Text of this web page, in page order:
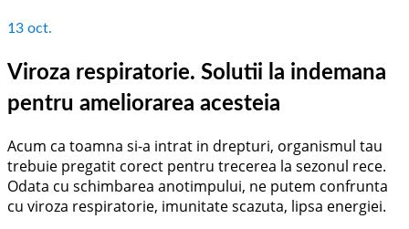
13 oct.
Viroza respiratorie. Solutii la indemana
pentru ameliorarea acesteia
Acum ca toamna si-a intrat in drepturi, organismul tau
trebuie pregatit corect pentru trecerea la sezonul rece.
Odata cu schimbarea anotimpului, ne putem confrunta
cu viroza respiratorie, imunitate scazuta, lipsa energiei.